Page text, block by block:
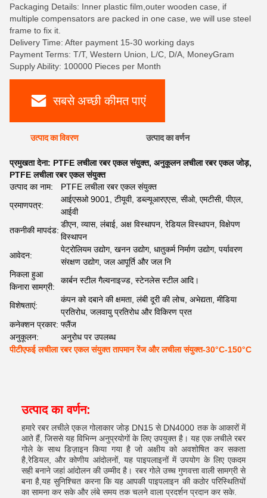
Packaging Details: Inner plastic film,outer wooden case, if
multiple compensators are packed in one case, we will use steel
frame to fix it.
Delivery Time: After payment 15-30 working days
Payment Terms: T/T, Western Union, L/C, D/A, MoneyGram
Supply Ability: 100000 Pieces per Month
सबसे अच्छी कीमत पाएं
उत्पाद का विवरण उत्पाद का वर्णन
प्रमुखता देना: PTFE लचीला रबर एकल संयुक्त, अनुकूलन लचीला रबर एकल जोड़,
PTFE लचीला रबर एकल संयुक्त
उत्पाद का नाम:
PTFE लचीला रबर एकल संयुक्त
प्रमाणपत्र:
आईएसओ 9001, टीयूवी, डब्ल्यूआरएएस, सीओ, एमटीसी, पीएल,
आईवी
तकनीकी मापदंड:
डीएन, व्यास, लंबाई, अक्ष विस्थापन, रेडियल विस्थापन, विक्षेपण
विस्थापन
आवेदन:
पेट्रोलियम उद्योग, खनन उद्योग, धातुकर्म निर्माण उद्योग, पर्यावरण
संरक्षण उद्योग, जल आपूर्ति और जल नि
निकला हुआ
किनारा सामग्री:
कार्बन स्टील गैल्वनाइज्ड, स्टेनलेस स्टील आदि।
विशेषताएं:
कंपन को दबाने की क्षमता, लंबी दूरी की लोच, अभेद्यता, मीडिया
प्रतिरोध, जलवायु प्रतिरोध और विकिरण प्रत
कनेक्शन प्रकार: फ्लैंज
अनुकूलन:
अनुरोध पर उपलब्ध
पीटीएफई लचीला रबर एकल संयुक्त तापमान रेंज और लचीला संयुक्त-30°C-150°C
उत्पाद का वर्णन:
हमारे रबर लचीले एकल गोलाकार जोड़ DN15 से DN4000 तक के आकारों में
आते हैं, जिससे यह विभिन्न अनुप्रयोगों के लिए उपयुक्त है। यह एक लचीले रबर
गोले के साथ डिज़ाइन किया गया है जो अक्षीय को अवशोषित कर सकता
है,रेडियल, और कोणीय आंदोलनों, यह पाइपलाइनों में उपयोग के लिए एकदम
सही बनाने जहां आंदोलन की उम्मीद है। रबर गोले उच्च गुणवत्ता वाली सामग्री से
बना है,यह सुनिश्चित करना कि यह आपकी पाइपलाइन की कठोर परिस्थितियों
का सामना कर सके और लंबे समय तक चलने वाला प्रदर्शन प्रदान कर सके.